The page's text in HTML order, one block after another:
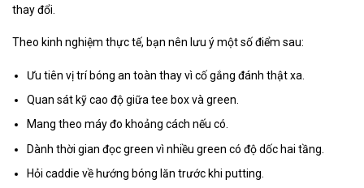
thay đổi.
Theo kinh nghiệm thực tế, bạn nên lưu ý một số điểm sau:
Ưu tiên vị trí bóng an toàn thay vì cố gắng đánh thật xa.
Quan sát kỹ cao độ giữa tee box và green.
Mang theo máy đo khoảng cách nếu có.
Dành thời gian đọc green vì nhiều green có độ dốc hai tầng.
Hỏi caddie về hướng bóng lăn trước khi putting.